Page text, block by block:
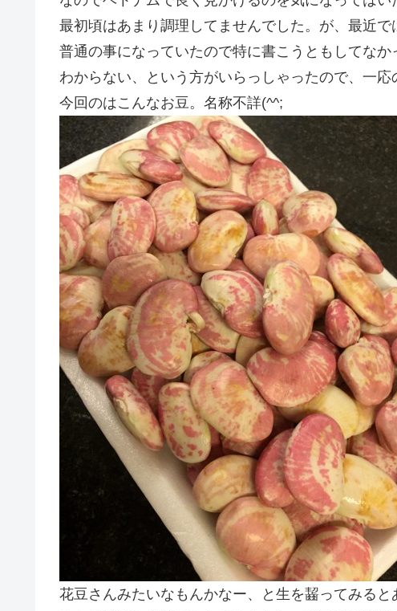
最初頃はあまり調理してませんでした。が、最近で
普通の事になっていたので特に書こうともしてな
わからない、という方がいらっしゃったので、一応
今回のはこんなお豆。名称不詳(^^;
花豆さんみたいなもんかなー、と生を齧ってみると